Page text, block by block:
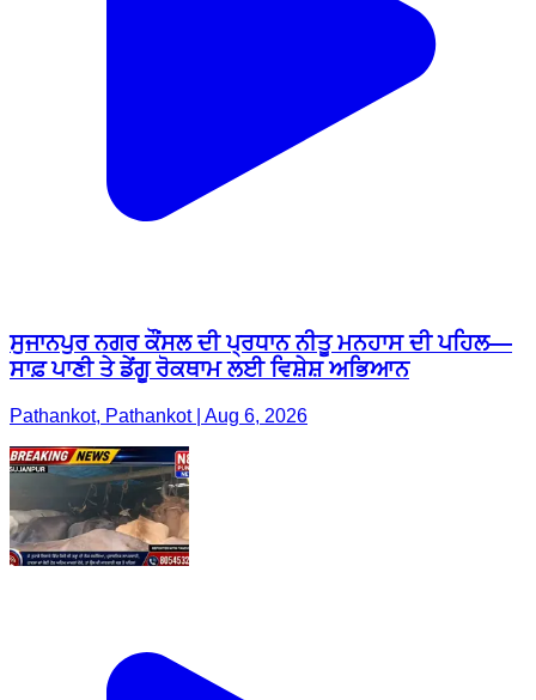
ਸੁਜਾਨਪੁਰ ਨਗਰ ਕੌਂਸਲ ਦੀ ਪ੍ਰਧਾਨ ਨੀਤੂ ਮਨਹਾਸ ਦੀ ਪਹਿਲ—
ਸਾਫ਼ ਪਾਣੀ ਤੇ ਡੇਂਗੂ ਰੋਕਥਾਮ ਲਈ ਵਿਸ਼ੇਸ਼ ਅਭਿਆਨ
Pathankot, Pathankot | Aug 6, 2026